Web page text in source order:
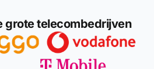
grote telecombedrijven